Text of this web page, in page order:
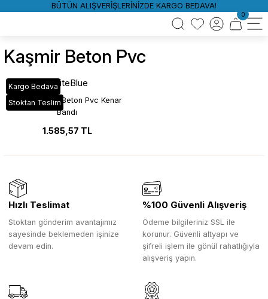
BÜTÜN ALIŞVERİŞLERİNİZDE KARGO BEDAVA!
0
Kaşmir Beton Pvc
Kargo Bedava
Stoktan Teslim
WhiteBlue
P269 Kaşmir Beton Pvc Kenar
Bandı
1.585,57 TL
Hızlı Teslimat
Stoktan gönderim avantajımız
sayesinde beklemeden işinize
devam edin.
%100 Güvenli Alışveriş
Ödeme bilgileriniz SSL ile
korunur. Güvenli altyapı ve
şifreli işlem ile gönül rahatlığıyla
alışveriş yapın.